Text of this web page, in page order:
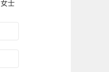
女士